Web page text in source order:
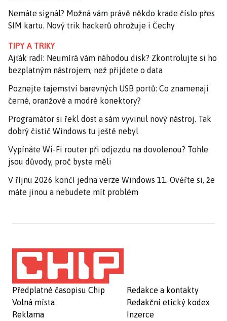
Nemáte signál? Možná vám právě někdo krade číslo přes
SIM kartu. Nový trik hackerů ohrožuje i Čechy
TIPY A TRIKY
Ajťák radí: Neumírá vám náhodou disk? Zkontrolujte si ho
bezplatným nástrojem, než přijdete o data
Poznejte tajemství barevných USB portů: Co znamenají
černé, oranžové a modré konektory?
Programátor si řekl dost a sám vyvinul nový nástroj. Tak
dobrý čistič Windows tu ještě nebyl
Vypínáte Wi-Fi router při odjezdu na dovolenou? Tohle
jsou důvody, proč byste měli
V říjnu 2026 končí jedna verze Windows 11. Ověřte si, že
máte jinou a nebudete mít problém
Předplatné časopisu Chip
Volná místa
Reklama
Redakce a kontakty
Redakční etický kodex
Inzerce